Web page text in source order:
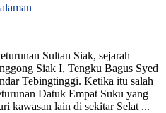
Sultan Siak, sejarah
Siak I, Tengku Bagus Syed
Tebingtinggi. Ketika itu salah
Datuk Empat Suku yang
kawasan lain di sekitar Selat ...